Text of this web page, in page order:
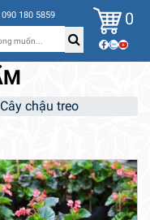
180 5859 0
chậu treo